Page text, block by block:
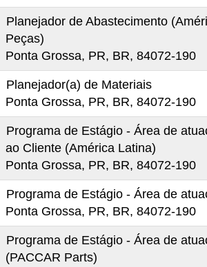
Planejador de Abastecimento
Peças)
Ponta Grossa, PR, BR, 84072-190
Planejador(a) de Materiais
Ponta Grossa, PR, BR, 84072-190
Programa de Estágio - Área de
ao Cliente (América Latina)
Ponta Grossa, PR, BR, 84072-190
Programa de Estágio - Área de
Ponta Grossa, PR, BR, 84072-190
Programa de Estágio - Área de
(PACCAR Parts)